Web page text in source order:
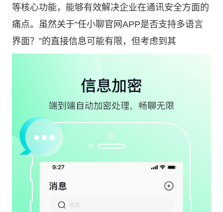
等核心功能，能够有效解决企业在通讯安全方面的
痛点。虽然关于“任小聊官网APP是否支持多语言
界面？”的直接信息可能有限，但考虑到其